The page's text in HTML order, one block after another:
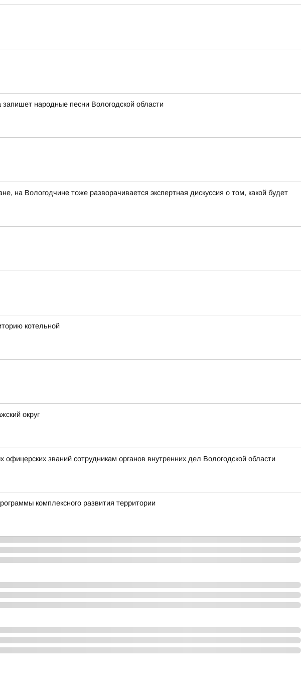
народные песни Вологодской области
Вологодчине тоже разворачивается экспертная дискуссия о том, какой будет
котельной
округ
званий сотрудникам органов внутренних дел Вологодской области
комплексного развития территории